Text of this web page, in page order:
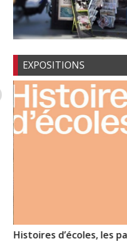
EXPOSITIONS
Histoires d’écoles, les